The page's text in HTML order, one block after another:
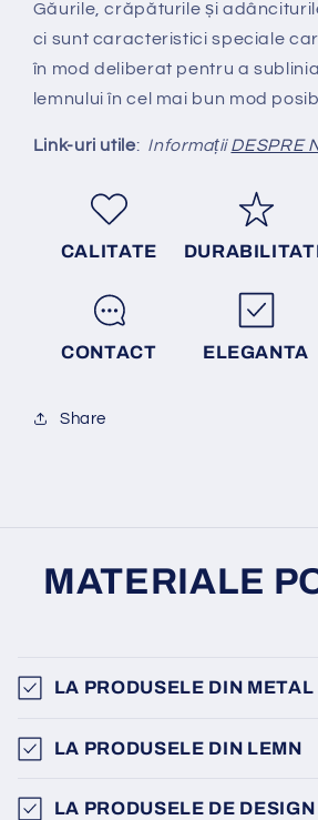
Găurile, crăpăturile și
ci sunt caracteristici speciale
în mod deliberat pentru a
lemnului în cel mai bun mod
Link-uri utile: InformațiiDESPRE
CALITATE
CONTACT ELEGANTA
Share
MATERIALE
LA PRODUSELE DIN METAL
LA PRODUSELE DIN LEMN
LA PRODUSELE DE DESIGN